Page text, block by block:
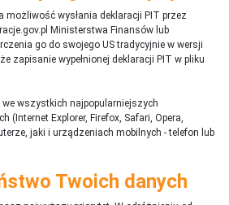
możliwość wysłania deklaracji PIT przez
Ministerstwa Finansów lub
go do swojego US tradycyjnie w wersji
zapisanie wypełnionej deklaracji PIT w pliku
we wszystkich najpopularniejszych
(Internet Explorer, Firefox, Safari, Opera,
jaki i urządzeniach mobilnych - telefon lub
Twoich danych